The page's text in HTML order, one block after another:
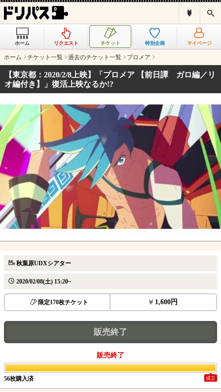
ス
ホーム リクエスト チケット 特別企画 マイページ
ホーム チケット一覧 過去のチケット一覧 プロメア
【東京都：2020/2/8上映】「プロメア 【前日譚 ガロ編／リ
オ編付き】」復活上映なるか!?
秋葉原UDXシアター
2020/02/08(土) 15:20~
限定170枚チケット 1,600円
販売終了
販売終了
56枚購入済 成立